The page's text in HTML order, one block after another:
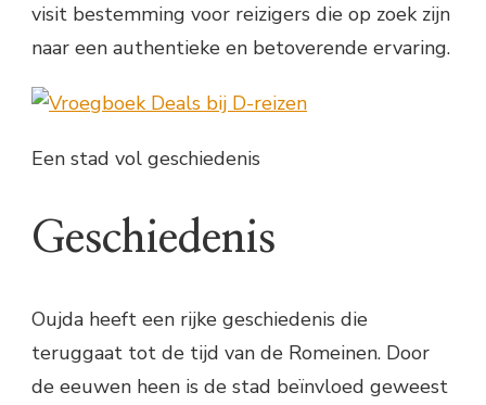
visit bestemming voor reizigers die op zoek zijn
naar een authentieke en betoverende ervaring.
Een stad vol geschiedenis
Geschiedenis
Oujda heeft een rijke geschiedenis die
teruggaat tot de tijd van de Romeinen. Door
de eeuwen heen is de stad beïnvloed geweest